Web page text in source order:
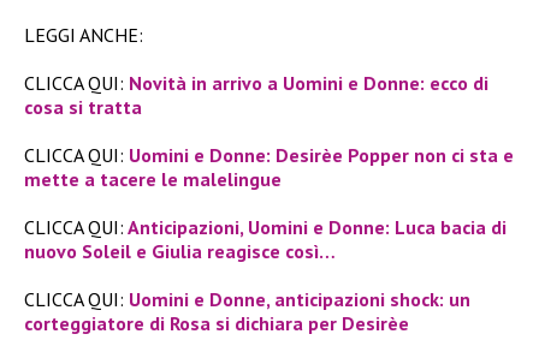
LEGGI ANCHE:
CLICCA QUI: Novità in arrivo a Uomini e Donne: ecco di
cosa si tratta
CLICCA QUI: Uomini e Donne: Desirèe Popper non ci sta e
mette a tacere le malelingue
CLICCA QUI: Anticipazioni, Uomini e Donne: Luca bacia di
nuovo Soleil e Giulia reagisce così…
CLICCA QUI: Uomini e Donne, anticipazioni shock: un
corteggiatore di Rosa si dichiara per Desirèe